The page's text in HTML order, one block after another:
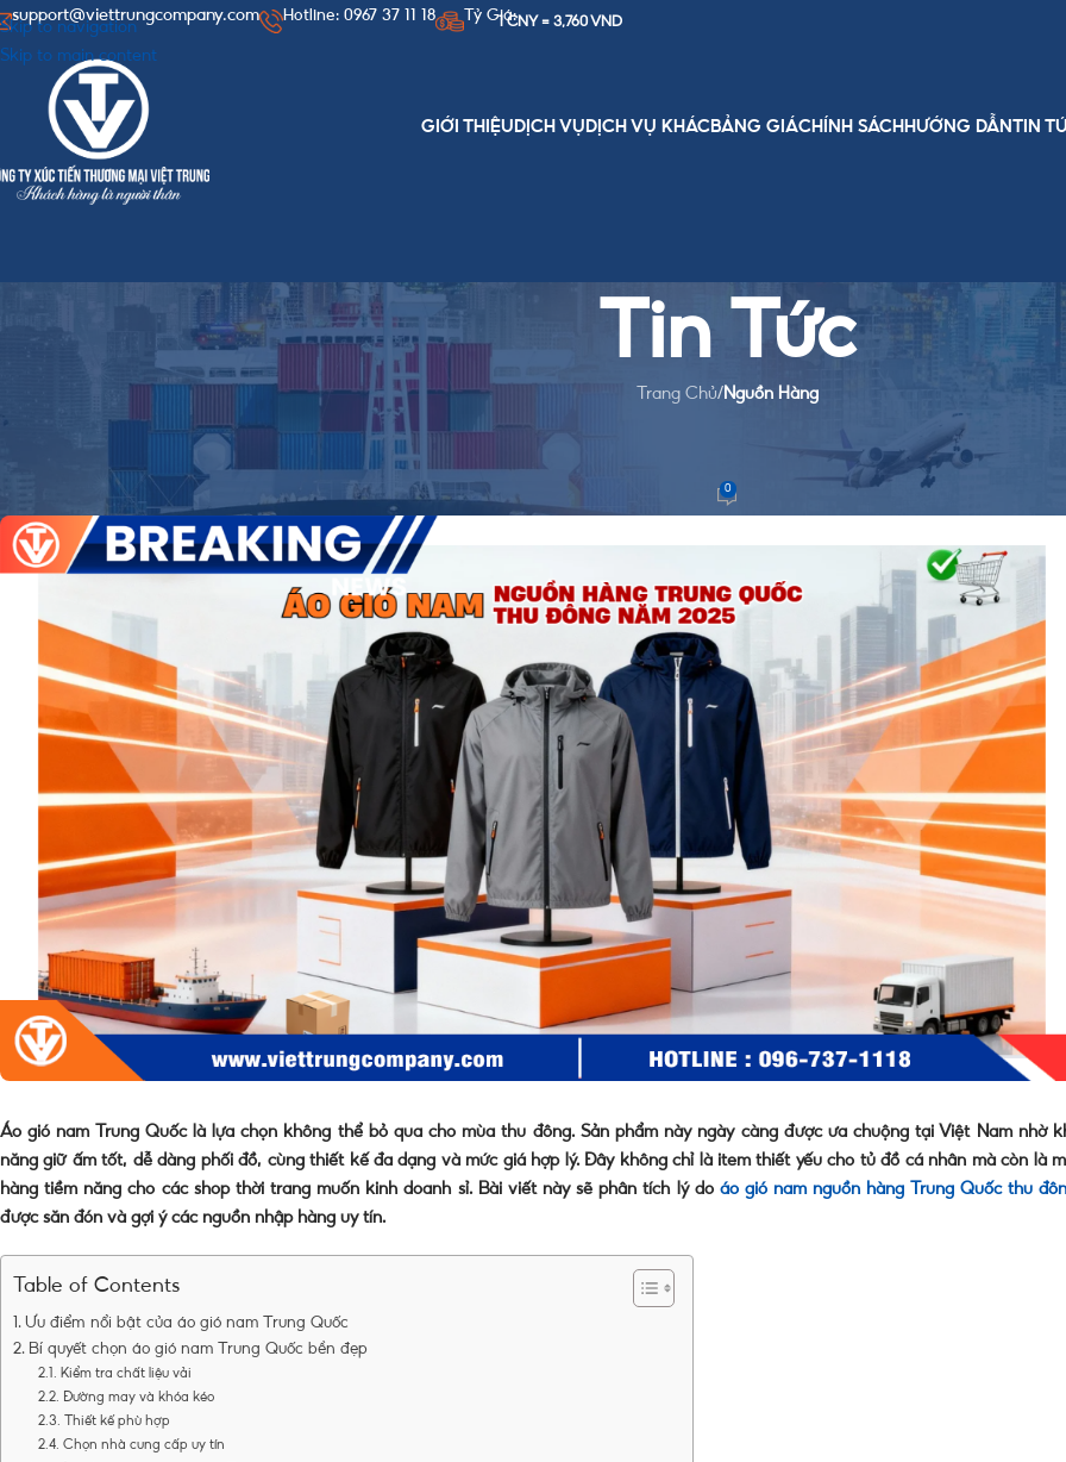
Skip to navigation
Skip to main content
support@viettrungcompany.com Hotline: 0967 37 11 18 Tỷ Giá:1 CNY = 3,760 VND
GIỚI THIỆU DỊCH VỤ DỊCH VỤ KHÁC BẢNG GIÁCHÍNH SÁCH HƯỚNG DẪNTIN
Tin Tức
Trang Chủ/Nguồn Hàng
Áo gió nam nguồn hàng Trung Quốc thu đông chất lượng
Posted by Viet Trung Team
0
Áo gió nam Trung Quốc là lựa chọn không thể bỏ qua cho mùa thu đông. Sản phẩm này ngày càng được ưa chuộng tại Việt Nam nhờ
năng giữ ấm tốt, dễ dàng phối đồ, cùng thiết kế đa dạng và mức giá hợp lý. Đây không chỉ là item thiết yếu cho tủ đồ cá nhân mà còn là
hàng tiềm năng cho các shop thời trang muốn kinh doanh sỉ. Bài viết này sẽ phân tích lý do áo gió nam nguồn hàng Trung Quốc thu
được săn đón và gợi ý các nguồn nhập hàng uy tín.
Table of Contents
Ưu điểm nổi bật của áo gió nam Trung Quốc
Bí quyết chọn áo gió nam Trung Quốc bền đẹp
Kiểm tra chất liệu vải
Đường may và khóa kéo
Thiết kế phù hợp
Chọn nhà cung cấp uy tín